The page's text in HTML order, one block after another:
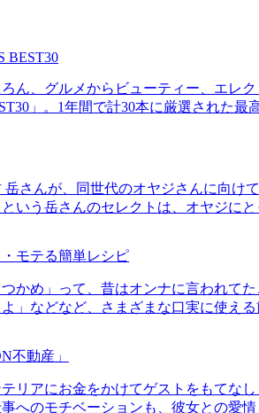
BEST30
ん、グルメからビューティー、エレ
」。1年間で計30本に厳選された
岳さんが、同世代のオヤジさんに向
いう岳さんのセレクトは、オヤジにと
モテる簡単レシピ
つかめ」って、昔はオンナに言われて
」などなど、さまざまな口実に使え
不動産」
リアにお金をかけてゲストをもてな
へのモチベーションも、彼女との愛